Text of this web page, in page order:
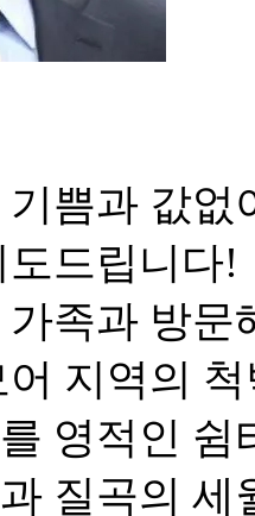
쁨과 값
드립니다!
족과 방
어 지역의
영적인 쉼
질곡의